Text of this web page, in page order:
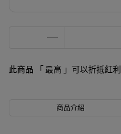
此商品 「 最高 」可以折抵紅利
商品介紹